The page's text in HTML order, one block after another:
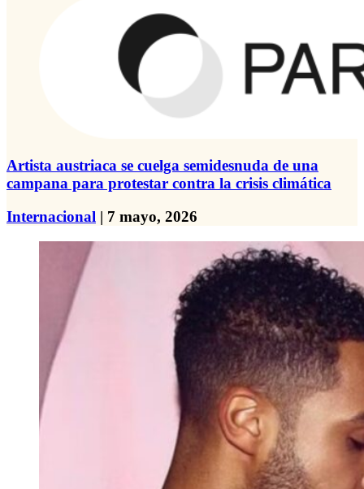
Artista austriaca se cuelga semidesnuda de una
campana para protestar contra la crisis climática
Internacional | 7 mayo, 2026